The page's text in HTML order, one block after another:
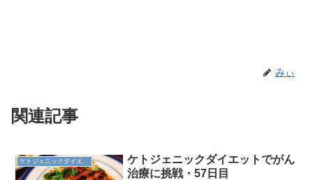
みぃ
関連記事
ケトジェニックダイエットでがん
治療に挑戦・57日目